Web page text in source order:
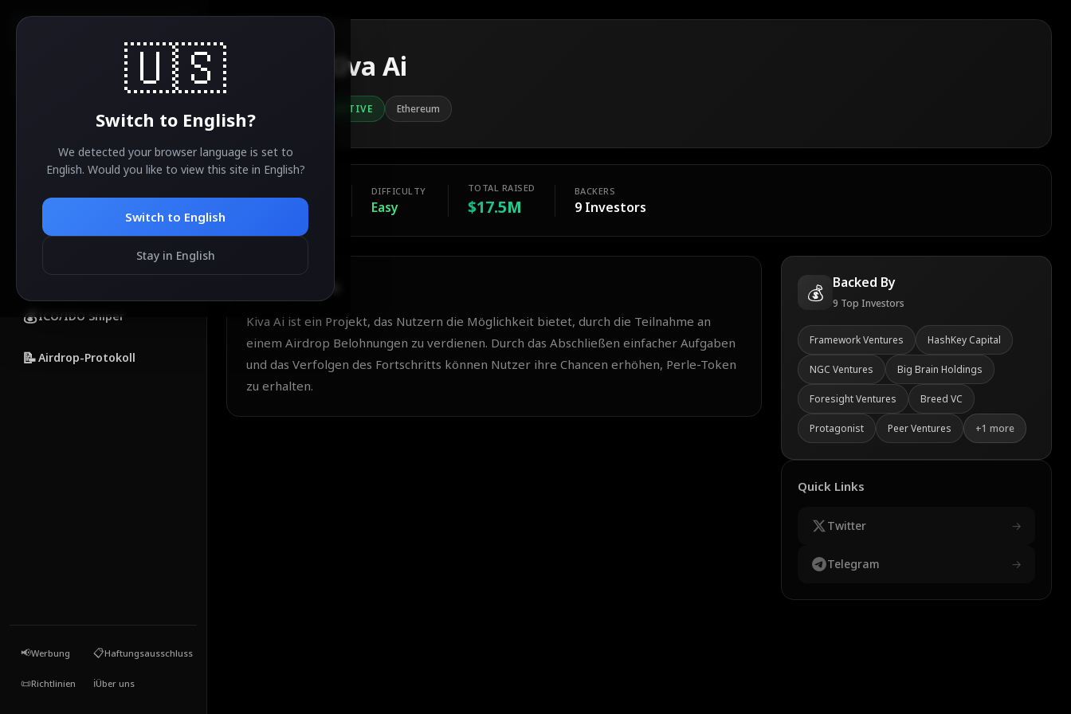
🇺🇸
Switch to English?
We detected your browser language is set to
English. Would you like to view this site in English?
Switch to English
Stay in English
Beliebte Airdrops
Neue Airdrops
Abgeschlossene Airdrops
💰ICO/IDO Sniper
📝Airdrop-Protokoll
📢Werbung 📋Haftungsausschluss
📜Richtlinien ℹ️Über uns
Kiva Ai
ACTIVE Ethereum
DIFFICULTY
Easy
TOTAL RAISED
$17.5M
BACKERS
9Investors
Kiva Ai
Kiva Ai ist ein Projekt, das Nutzern die Möglichkeit bietet, durch die Teilnahme an
einem Airdrop Belohnungen zu verdienen. Durch das Abschließen einfacher Aufgaben
und das Verfolgen des Fortschritts können Nutzer ihre Chancen erhöhen, Perle-Token
zu erhalten.
💰 Backed By
9 Top Investors
Framework Ventures HashKey Capital
NGC Ventures Big Brain Holdings
Foresight Ventures Breed VC
Protagonist Peer Ventures +1 more
Quick Links
Twitter →
Telegram →